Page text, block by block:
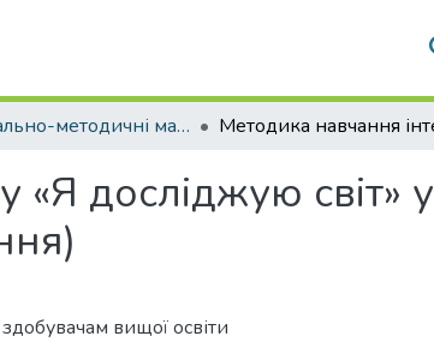
Навчально-методичні матеріали (ПО)
«Я досліджую світ» у
вищої освіти